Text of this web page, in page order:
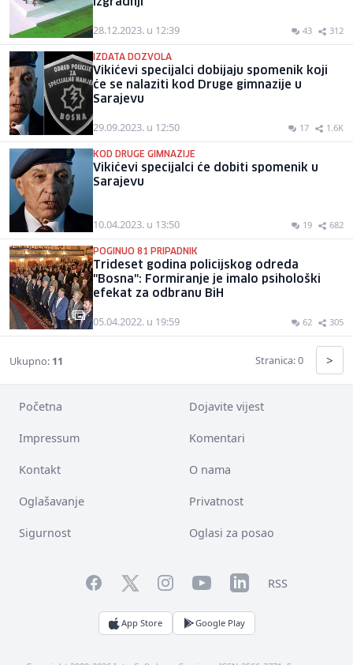
izgradnji
28.12.2023. u 12:39 43 312
IZDATA DOZVOLA
Vikićevi specijalci dobijaju spomenik koji
će se nalaziti kod Druge gimnazije u
Sarajevu
29.09.2023. u 12:50 17 1.6K
KOD DRUGE GIMNAZIJE
Vikićevi specijalci će dobiti spomenik u
Sarajevu
10.04.2023. u 13:50 19 682
POGINUO 81 PRIPADNIK
Trideset godina policijskog odreda
"Bosna": Formiranje je imalo psihološki
efekat za odbranu BiH
05.04.2022. u 19:59 62 305
Ukupno: 11 Stranica: 0 >
Početna Dojavite vijest
Impressum Komentari
Kontakt O nama
Oglašavanje Privatnost
Sigurnost Oglasi za posao
FacebookTwitterInstagramYouTubeLinkedInRSS
App Store Google Play